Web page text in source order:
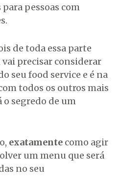
pessoas com
de toda essa parte
precisar considerar
seu food service e é na
todos os outros mais
o segredo de um
exatamente como agir
um menu que será
no seu